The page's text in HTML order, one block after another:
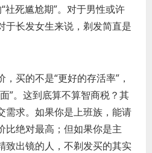
社死尴尬期”。对于男性或许
于长发女生来说，剃发简直是
买的不是“更好的存活率”，
”。这到底算不算智商税？其
需求。如果你是上班族，能请
比绝对最高；但如果你是主
致出镜的人，不剃发买的其实